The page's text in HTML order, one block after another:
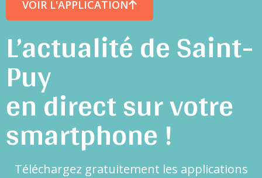
VOIR L'APPLICATION
L’actualité de Saint-
Puy
en direct sur votre
smartphone !
Téléchargez gratuitement les applications